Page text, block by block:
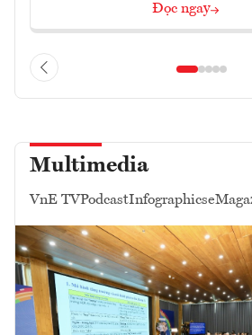
Đọc ngay
Multimedia
VnE TVPodcastInfographics